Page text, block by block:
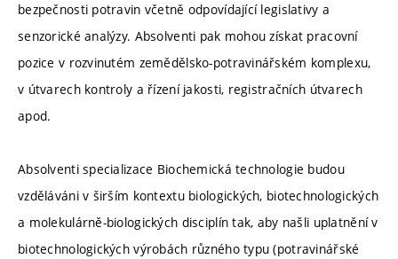
bezpečnosti potravin včetně odpovídající legislativy a
senzorické analýzy. Absolventi pak mohou získat pracovní
pozice v rozvinutém zemědělsko-potravinářském komplexu,
v útvarech kontroly a řízení jakosti, registračních útvarech
apod.
Absolventi specializace Biochemická technologie budou
vzděláváni v širším kontextu biologických, biotechnologických
a molekulárně-biologických disciplín tak, aby našli uplatnění v
biotechnologických výrobách různého typu (potravinářské